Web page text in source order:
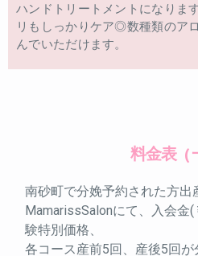
ハンドトリートメントになりま
リもしっかりケア◎数種類のア
んでいただけます。
料金表 (
南砂町で分娩予約された方出
MamarissSalonにて、入会金
験特別価格、
各コース産前5回、産後5回が